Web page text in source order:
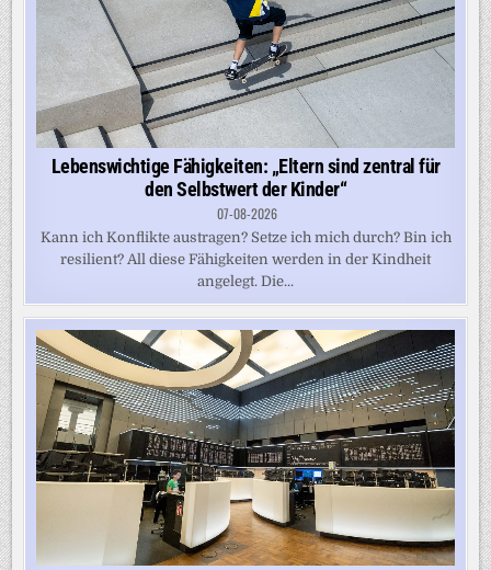
Lebenswichtige Fähigkeiten: „Eltern sind zentral für
den Selbstwert der Kinder“
07-08-2026
Kann ich Konflikte austragen? Setze ich mich durch? Bin ich
resilient? All diese Fähigkeiten werden in der Kindheit
angelegt. Die...